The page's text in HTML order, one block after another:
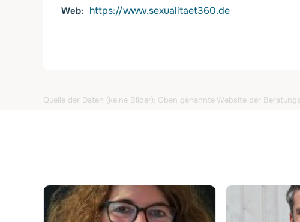
Web https://www.sexualitaet360.de
Quelle der Daten (keine Bilder): Oben genannte Website der